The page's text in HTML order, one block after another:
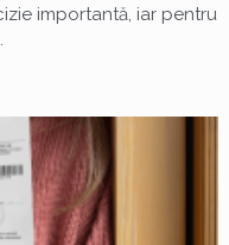
importantă, iar pentru